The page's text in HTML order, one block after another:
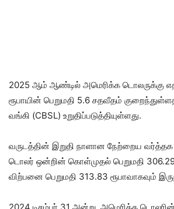
2025 ஆம் ஆண்டில் அமெரிக்க டொலருக்கு
ரூபாயின் பெறுமதி 5.6 சதவீதம்
வங்கி (CBSL) உறுதிப்படுத்தியுள்ளது.
வருடத்தின் இறுதி நாளான நேற்றைய
டொலர் ஒன்றின் கொள்முதல் பெறுமதி 306.29
விற்பனை பெறுமதி 313.83 ரூபாவாகவும்